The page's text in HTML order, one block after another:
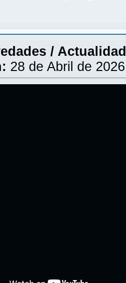
/ Actualidad
28 de Abril de